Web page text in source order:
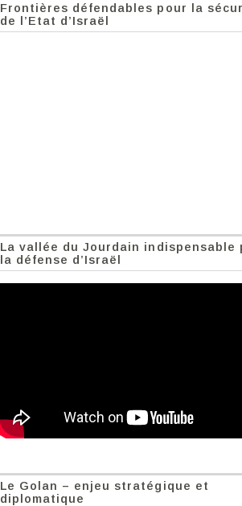
Frontières défendables pour la
de l’Etat d’Israël
La vallée du Jourdain indispensable
la défense d’Israël
Le Golan – enjeu stratégique et
diplomatique